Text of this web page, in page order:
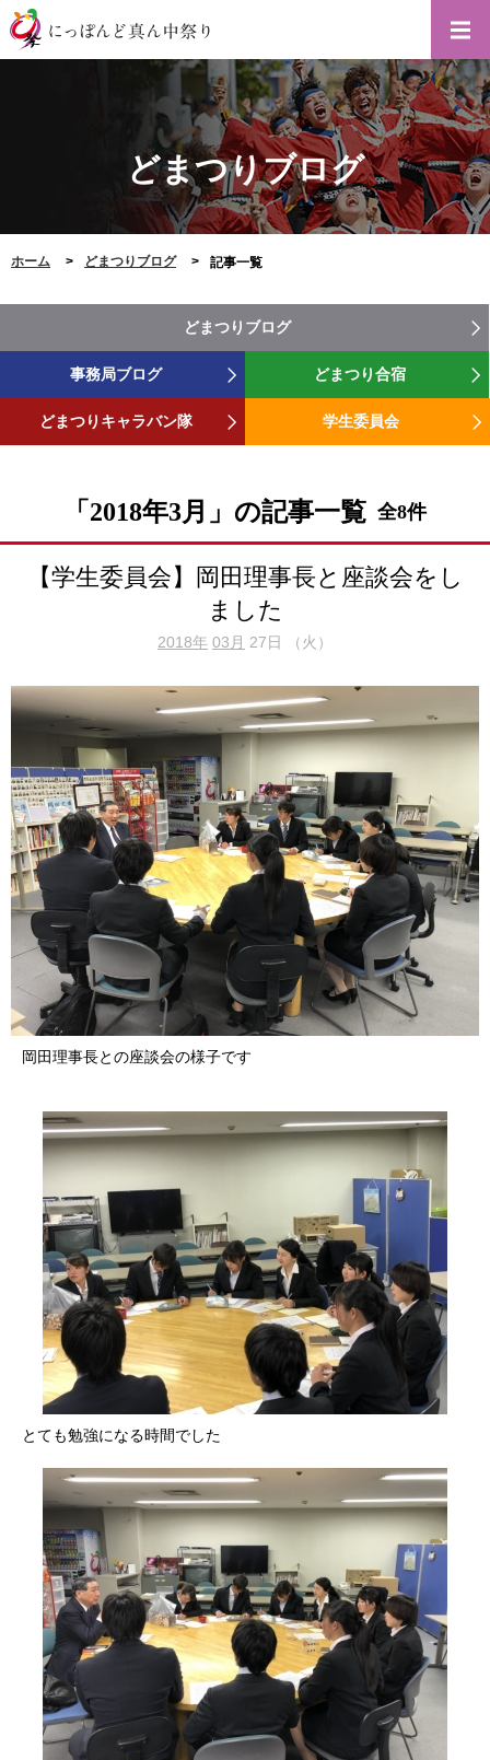
どまつりブログ
ホーム どまつりブログ 記事一覧
どまつりブログ
事務局ブログ どまつり合宿
どまつりキャラバン隊 学生委員会
「2018年3月」の記事一覧 全8件
【学生委員会】岡田理事長と座談会をし
ました
2018年 03月 27日 （火）
岡田理事長との座談会の様子です
とても勉強になる時間でした